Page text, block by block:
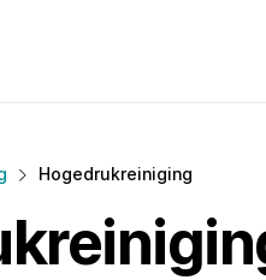
Hogedrukreiniging